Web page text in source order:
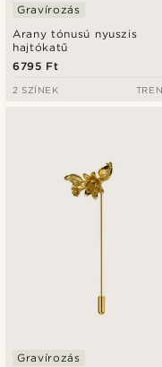
Arany tónusú nyuszis
hajtókatű
Gravírozás
6795 Ft
2 SZÍNEK
Gravírozás